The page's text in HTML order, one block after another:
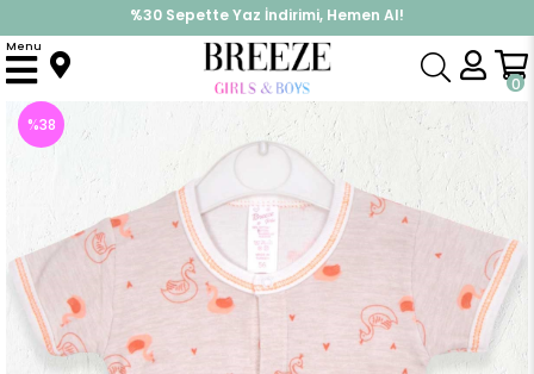
%30 Sepette Yaz İndirimi, Hemen Al!
İndirimlere ek %10 İndirimi Kap, Hemen Üye Ol!
0
Menu
Anasayfa Tulum Kiz Bebek Sort Tulum Kugu Desenli Bej Melanj (6 Ay)
%38